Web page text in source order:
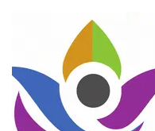
(druk
enter)